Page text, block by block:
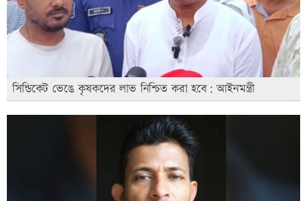
সিন্ডিকেট ভেঙে কৃষকদের লাভ নিশ্চিত করা হবে: আইনমন্ত্রী